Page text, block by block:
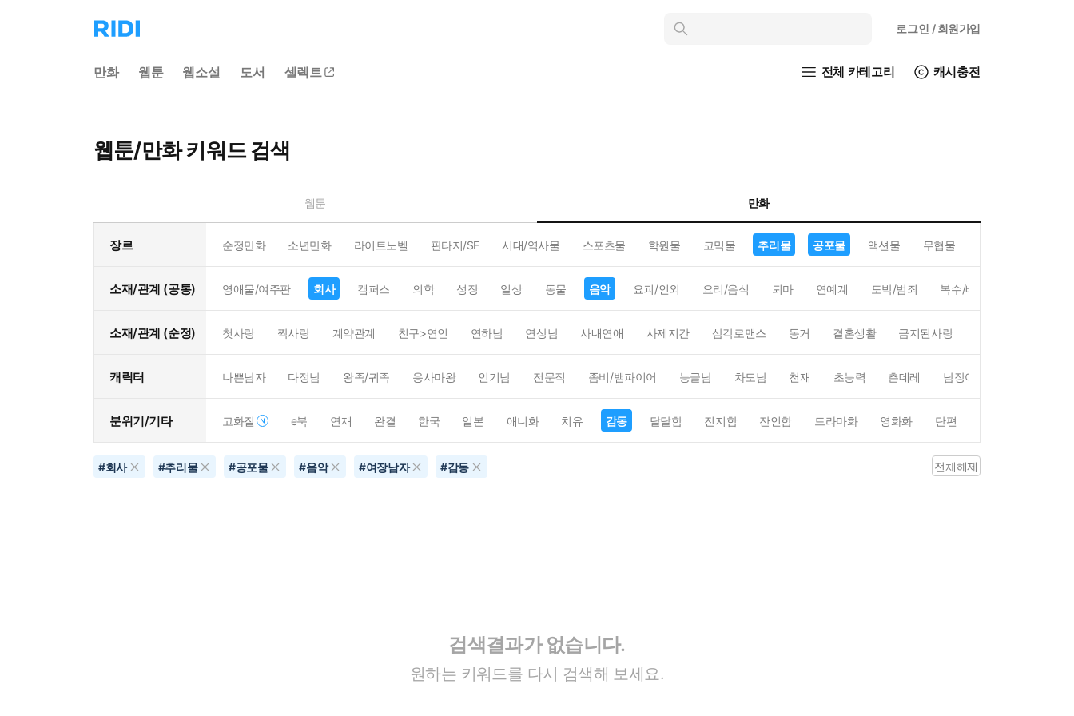
리
디
으
인
로그인 / 회원가입
만화 웹툰 웹소설 도서 셀렉트 전체 카테고리 캐시충전
웹툰/만화 키워드 검색
웹툰 만화
장르 순정만화 소년만화 라이트노벨 판타지/SF 시대/역사물 스포츠물 학원물 코믹물 추리물 공포물 액션물 무협물
소재/관계 (공통) 영애물/여주판 회사 캠퍼스 의학 성장 일상 동물 음악 요괴/인외 요리/음식 퇴마 연예계 도박/범죄 복수/배신
소재/관계 (순정) 첫사랑 짝사랑 계약관계 친구>연인 연하남 연상남 사내연애 사제지간 삼각로맨스 동거 결혼생활 금지된사랑
캐릭터 나쁜남자 다정남 왕족/귀족 용사마왕 인기남 전문직 좀비/뱀파이어 능글남 차도남 천재 초능력 츤데레 남장여자
분위기/기타 고화질 e북 연재 완결 한국 일본 애니화 치유 감동 달달함 진지함 잔인함 드라마화 영화화 단편
#회사 #추리물 #공포물 #음악 #여장남자 #감동 전체해제
검색결과가 없습니다.
원하는 키워드를 다시 검색해 보세요.